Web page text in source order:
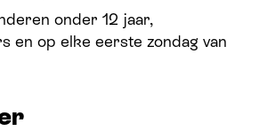
onder 12 jaar,
en op elke eerste zondag van